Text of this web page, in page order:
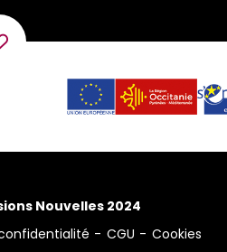
Nouvelles 2024
CGU Cookies